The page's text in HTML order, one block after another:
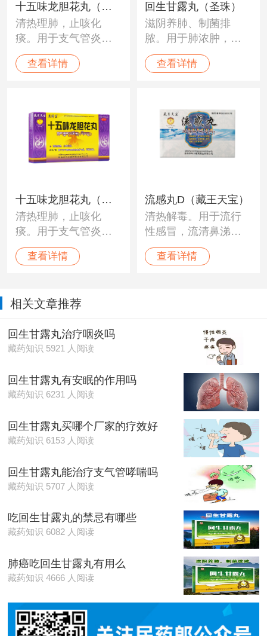
十五味龙胆花丸（圣
珠）
清热理肺，止咳化
痰。用于支气管炎所
致的咳嗽气喘，声嘶
音哑。
查看详情
回生甘露丸（圣珠）
滋阴养肺、制菌排
脓。用于肺浓肿，肺
结核，体虚气喘，新
旧肺病等。
查看详情
十五味龙胆花丸（藏
王天宝）
清热理肺，止咳化
痰。用于支气管炎所
致的咳嗽气喘，声嘶
音哑。
查看详情
流感丸D（藏王天宝）
清热解毒。用于流行
性感冒，流清鼻涕，
头痛咳嗽，周身酸
痛，炎症发烧等。
查看详情
相关文章推荐
回生甘露丸治疗咽炎吗
藏药知识 5921 人阅读
回生甘露丸有安眠的作用吗
藏药知识 6231 人阅读
回生甘露丸买哪个厂家的疗效好
藏药知识 6153 人阅读
回生甘露丸能治疗支气管哮喘吗
藏药知识 5707 人阅读
吃回生甘露丸的禁忌有哪些
藏药知识 6082 人阅读
肺癌吃回生甘露丸有用么
藏药知识 4666 人阅读